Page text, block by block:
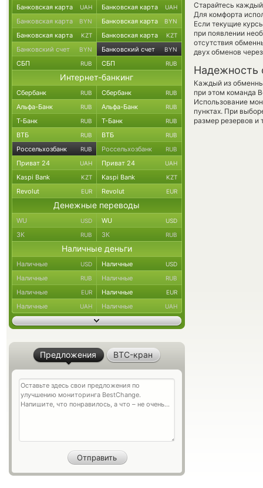
Старайтесь
Для комфорта
Если текущие
при появлении
отсутствия
двух обменов
Надежность
Каждый из
при этом команда
Использование
пунктах. При
размер резервов и
Банковская карта UAH Банковская карта UAH
Банковская карта BYN Банковская карта BYN
Банковская карта KZT Банковская карта KZT
Банковский счет BYN Банковский счет BYN
СБП RUB СБП RUB
Интернет-банкинг
Сбербанк RUB Сбербанк RUB
Альфа-Банк RUB Альфа-Банк RUB
Т-Банк RUB Т-Банк RUB
ВТБ RUB ВТБ RUB
Россельхозбанк RUB Россельхозбанк RUB
Приват 24 UAH Приват 24 UAH
Kaspi Bank KZT Kaspi Bank KZT
Revolut EUR Revolut EUR
Денежные переводы
WU USD WU USD
ЗК RUB ЗК RUB
Наличные деньги
Наличные USD Наличные USD
Наличные RUB Наличные RUB
Наличные EUR Наличные EUR
Наличные UAH Наличные UAH
Предложения BTC-кран